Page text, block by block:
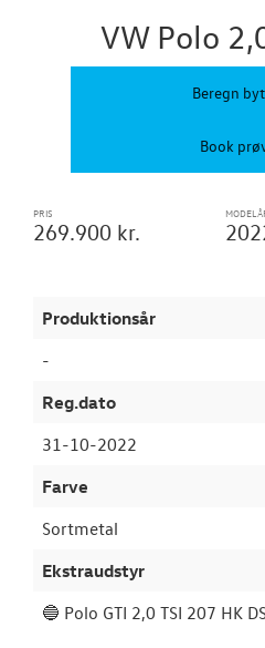
VW Polo
Beregn
Book
PRIS
269.900 kr.
Produktionsår
-
Reg.dato
31-10-2022
Farve
Sortmetal
Ekstraudstyr
🔵️ Polo GTI 2,0 TSI 207 HK